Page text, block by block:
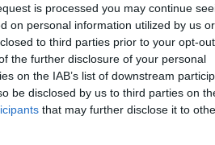
is processed you may continue
on personal information utilized by us or
to third parties prior to your opt-
the further disclosure of your personal
on the IAB’s list of downstream
be disclosed by us to third parties on
that may further disclose it to
Marcewicz-Jendrysik zapewniła,
nie zmniejszył zainteresowania
SOR przeszło więcej osób niż rok